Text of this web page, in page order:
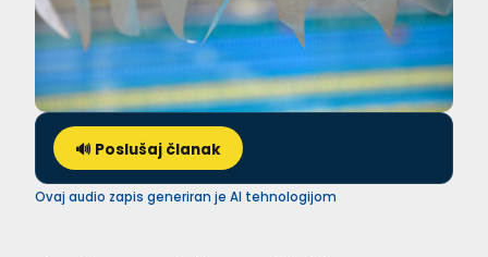
🔊 Poslušaj članak
Ovaj audio zapis generiran je AI tehnologijom